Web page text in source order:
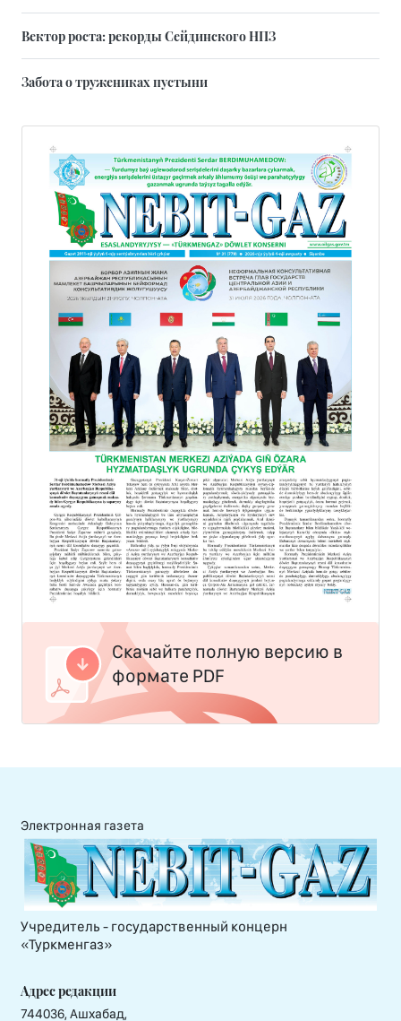
Вектор роста: рекорды Сейдинского НПЗ
Забота о тружениках пустыни
Скачайте полную версию в
формате PDF
Электронная газета
Учредитель - государственный концерн
«Туркменгаз»
Адрес редакции
744036, Ашхабад,